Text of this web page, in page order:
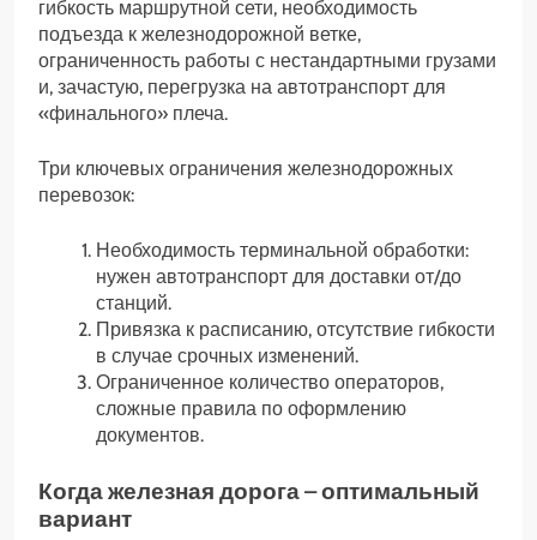
гибкость маршрутной сети, необходимость
подъезда к железнодорожной ветке,
ограниченность работы с нестандартными грузами
и, зачастую, перегрузка на автотранспорт для
«финального» плеча.
Три ключевых ограничения железнодорожных
перевозок:
Необходимость терминальной обработки:
нужен автотранспорт для доставки от/до
станций.
Привязка к расписанию, отсутствие гибкости
в случае срочных изменений.
Ограниченное количество операторов,
сложные правила по оформлению
документов.
Когда железная дорога – оптимальный
вариант